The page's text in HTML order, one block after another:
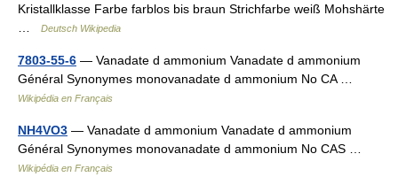
Kristallklasse Farbe farblos bis braun Strichfarbe weiß Mohshärte
Deutsch Wikipedia
7803-55-6 — Vanadate d ammonium Vanadate d ammonium
Général Synonymes monovanadate d ammonium No CA …
Wikipédia en Français
NH4VO3 — Vanadate d ammonium Vanadate d ammonium
Général Synonymes monovanadate d ammonium No CAS …
Wikipédia en Français